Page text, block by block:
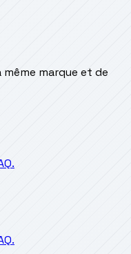
marque et de